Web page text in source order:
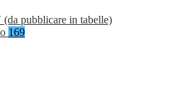
pubblicare in tabelle)
169